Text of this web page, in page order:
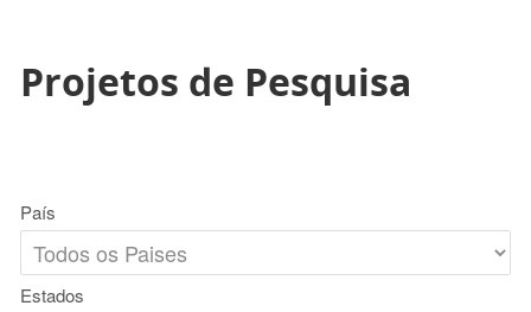
Projetos de Pesquisa
País
Estados